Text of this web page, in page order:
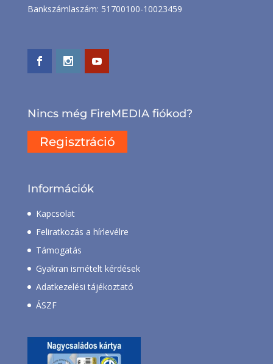
Bankszámlaszám: 51700100-10023459
Nincs még FireMEDIA fiókod?
Regisztráció
Információk
Kapcsolat
Feliratkozás a hírlevélre
Támogatás
Gyakran ismételt kérdések
Adatkezelési tájékoztató
ÁSZF